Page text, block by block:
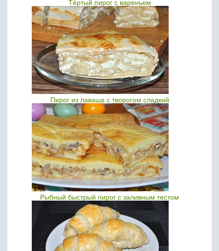
Тёртый пирог с вареньем
Пирог из лаваша с творогом сладкий
Рыбный быстрый пирог с заливным тестом